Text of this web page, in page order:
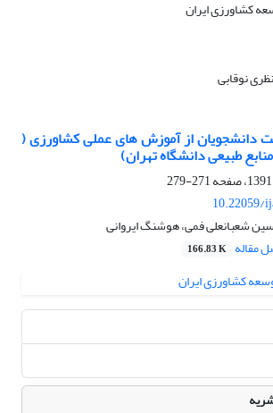
نوقابی
دانشجویان از آموزش های عملی کشاورزی (
طبیعی دانشگاه تهران)
271-279
10.22059/
شعبانعلی فمی، هوشنگ ایروانی
مقاله 166.83 K